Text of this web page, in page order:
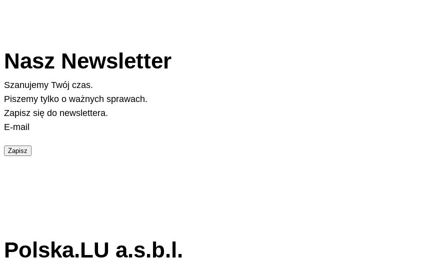
Nasz Newsletter
Szanujemy Twój czas.
Piszemy tylko o ważnych sprawach.
Zapisz się do newslettera.
E-mail
Zapisz
Polska.LU a.s.b.l.